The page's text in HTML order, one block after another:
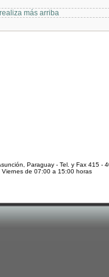
más arriba
Paraguay - Tel. y Fax 415 -
de 07:00 a 15:00 horas